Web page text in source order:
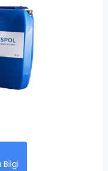
Bilgi